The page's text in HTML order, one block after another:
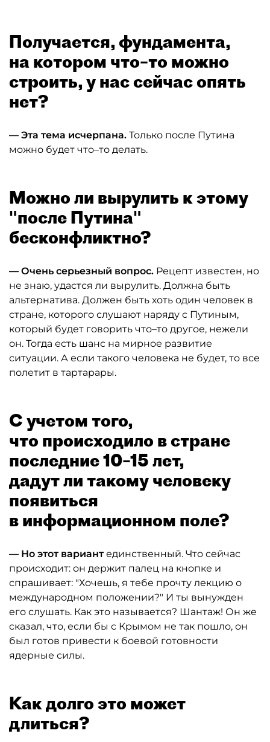
Получается, фундамента,
на котором что–то можно
строить, у нас сейчас опять
нет?
— Эта тема исчерпана. Только после Путина
можно будет что–то делать.
Можно ли вырулить к этому
"после Путина"
бесконфликтно?
— Очень серьезный вопрос. Рецепт известен, но
не знаю, удастся ли вырулить. Должна быть
альтернатива. Должен быть хоть один человек в
стране, которого слушают наряду с Путиным,
который будет говорить что–то другое, нежели
он. Тогда есть шанс на мирное развитие
ситуации. А если такого человека не будет, то все
полетит в тартарары.
С учетом того,
что происходило в стране
последние 10–15 лет,
дадут ли такому человеку
появиться
в информационном поле?
— Но этот вариантединственный. Что сейчас
происходит: он держит палец на кнопке и
спрашивает: "Хочешь, я тебе прочту лекцию о
международном положении?" И ты вынужден
его слушать. Как это называется? Шантаж! Он же
сказал, что, если бы с Крымом не так пошло, он
был готов привести к боевой готовности
ядерные силы.
Как долго это может
длиться?